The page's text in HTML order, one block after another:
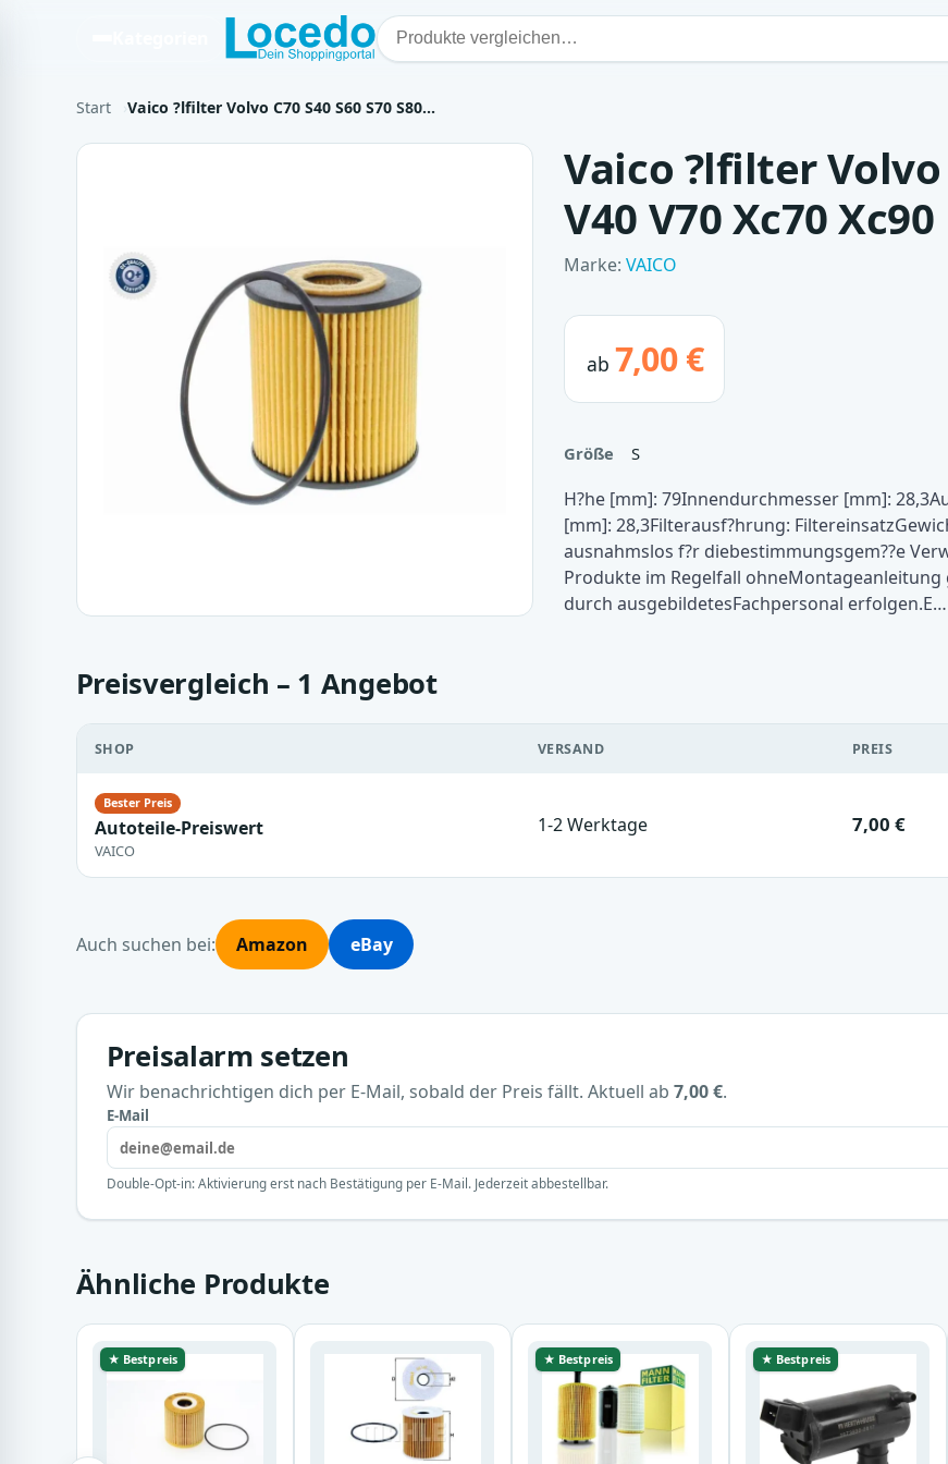
Start Vaico ?lfilter Volvo C70 S40 S60 S70 S80…
Vaico ?lfilter Volvo
V40 V70 Xc70 Xc90
Marke:VAICO
ab 7,00 €
Größe S
H?he [mm]: 79Innendurchmesser [mm]:
[mm]: 28,3Filterausf?hrung:
ausnahmslos f?r diebestimmungsgem??e
Produkte im Regelfall
durch ausgebildetesFachpersonal erfolgen.E…
Preisvergleich – 1 Angebot
SHOP VERSAND PREIS
Autoteile-Preiswert
VAICO
1-2 Werktage 7,00 €
Auch suchen bei: Amazon eBay
Preisalarm setzen
Wir benachrichtigen dich per E-Mail, sobald der Preis fällt. Aktuell ab 7,00 €.
E-Mail
Double-Opt-in: Aktivierung erst nach Bestätigung per E-Mail. Jederzeit abbestellbar.
Ähnliche Produkte
★ Bestpreis ★ Bestpreis ★ Bestpreis